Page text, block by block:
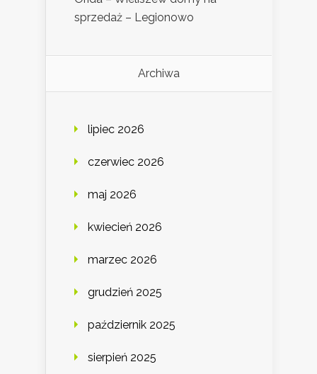
sprzedaż – Legionowo
Archiwa
lipiec 2026
czerwiec 2026
maj 2026
kwiecień 2026
marzec 2026
grudzień 2025
październik 2025
sierpień 2025